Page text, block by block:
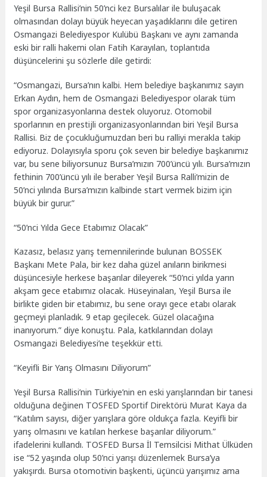
Yeşil Bursa Rallisi’nin 50’nci kez Bursalılar ile buluşacak
olmasından dolayı büyük heyecan yaşadıklarını dile getiren
Osmangazi Belediyespor Kulübü Başkanı ve aynı zamanda
eski bir ralli hakemi olan Fatih Karayılan, toplantıda
düşüncelerini şu sözlerle dile getirdi:
“Osmangazi, Bursa’nın kalbi. Hem belediye başkanımız sayın
Erkan Aydın, hem de Osmangazi Belediyespor olarak tüm
spor organizasyonlarına destek oluyoruz. Otomobil
sporlarının en prestijli organizasyonlarından biri Yeşil Bursa
Rallisi. Biz de çocukluğumuzdan beri bu ralliyi merakla takip
ediyoruz. Dolayısıyla sporu çok seven bir belediye başkanımız
var, bu sene biliyorsunuz Bursa’mızın 700’üncü yılı. Bursa’mızın
fethinin 700’üncü yılı ile beraber Yeşil Bursa Ralli’mizin de
50’nci yılında Bursa’mızın kalbinde start vermek bizim için
büyük bir gurur.”
“50’nci Yılda Gece Etabımız Olacak”
Kazasız, belasız yarış temennilerinde bulunan BOSSEK
Başkanı Mete Pala, bir kez daha güzel anıların birikmesi
düşüncesiyle herkese başarılar dileyerek “50’nci yılda yarın
akşam gece etabımız olacak. Hüseyinalan, Yeşil Bursa ile
birlikte giden bir etabımız, bu sene orayı gece etabı olarak
geçmeyi planladık. 9 etap geçilecek. Güzel olacağına
inanıyorum.” diye konuştu. Pala, katkılarından dolayı
Osmangazi Belediyesi’ne teşekkür etti.
“Keyifli Bir Yarış Olmasını Diliyorum”
Yeşil Bursa Rallisi’nin Türkiye’nin en eski yarışlarından bir tanesi
olduğuna değinen TOSFED Sportif Direktörü Murat Kaya da
“Katılım sayısı, diğer yarışlara göre oldukça fazla. Keyifli bir
yarış olmasını ve katılan herkese başarılar diliyorum.”
ifadelerini kullandı. TOSFED Bursa İl Temsilcisi Mithat Ülküden
ise “52 yaşında olup 50’nci yarışı düzenlemek Bursa’ya
yakışırdı. Bursa otomotivin başkenti, üçüncü yarışımız ama